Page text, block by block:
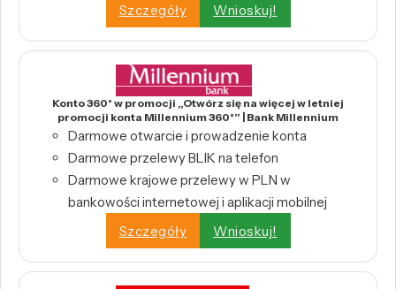
Szczegóły
Wnioskuj!
Konto 360° w promocji „Otwórz się na więcej w letniej
promocji konta Millennium 360°” | Bank Millennium
Darmowe otwarcie i prowadzenie konta
Darmowe przelewy BLIK na telefon
Darmowe krajowe przelewy w PLN w
bankowości internetowej i aplikacji mobilnej
Szczegóły
Wnioskuj!